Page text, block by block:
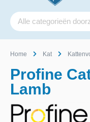
Home Kat
Profine
Lamb